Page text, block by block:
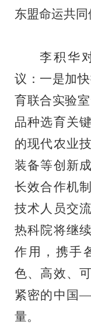
东盟命运共同
李积华
议 ： 一是加
育联合实验室
品种选育关
的现代农业
装备等创新
长效合作机
技术人员交
热科院将继
作用，携手
色、高效、
紧密的中国—
量。